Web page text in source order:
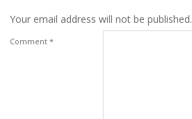
Your email address will not be published.
Comment *